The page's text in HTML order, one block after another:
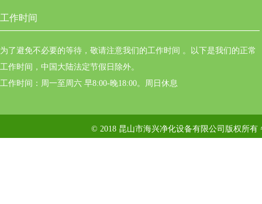
工作时间
为了避免不必要的等待，敬请注意我们的工作时间 。以下是我们的正常
工作时间，中国大陆法定节假日除外。
工作时间：周一至周六 早8:00-晚18:00。周日休息
© 2018 昆山市海兴净化设备有限公司版权所有